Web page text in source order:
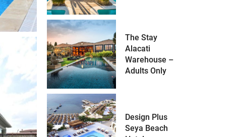
The Stay
Alacati
Warehouse –
Adults Only
Design Plus
Seya Beach